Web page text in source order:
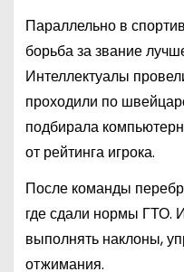
Параллельно в
борьба за звание
Интеллектуалы
проходили по
подбирала
от рейтинга игрока.
После команды
где сдали нормы ГТО.
выполнять наклоны,
отжимания.